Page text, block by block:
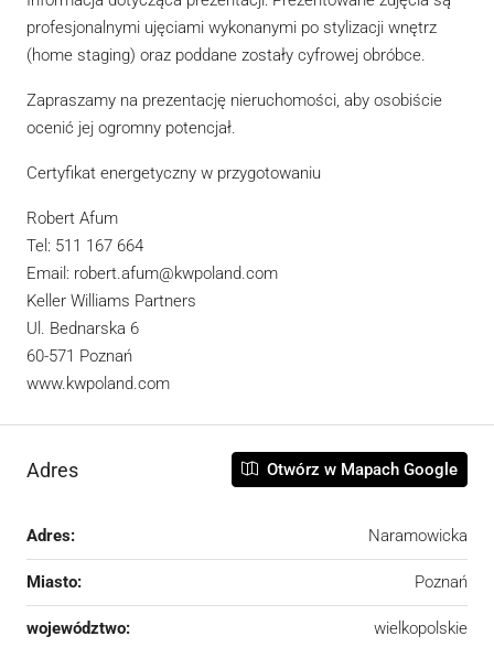
profesjonalnymi ujęciami wykonanymi po stylizacji wnętrz
(home staging) oraz poddane zostały cyfrowej obróbce.
Zapraszamy na prezentację nieruchomości, aby osobiście
ocenić jej ogromny potencjał.
Certyfikat energetyczny w przygotowaniu
Robert Afum
Tel: 511 167 664
Email: robert.afum@kwpoland.com
Keller Williams Partners
Ul. Bednarska 6
60-571 Poznań
www.kwpoland.com
Adres Otwórz w Mapach Google
Adres: Naramowicka
Miasto: Poznań
województwo: wielkopolskie